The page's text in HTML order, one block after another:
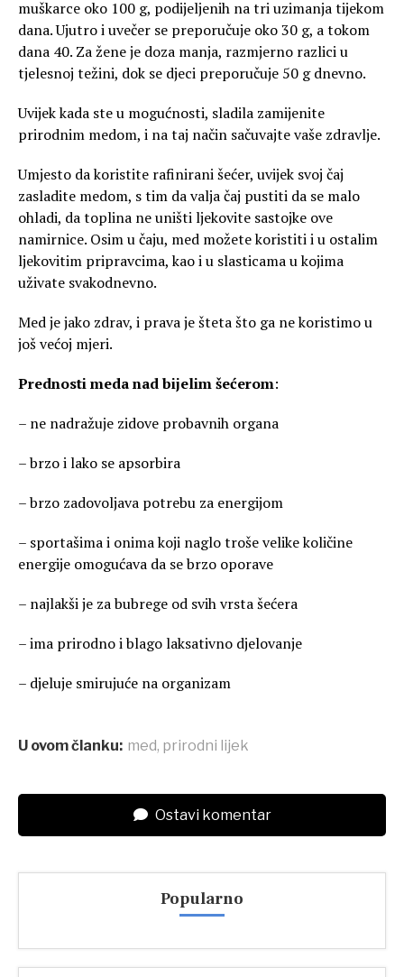
muškarce oko 100 g, podijeljenih na tri uzimanja tijekom
dana. Ujutro i uvečer se preporučuje oko 30 g, a tokom
dana 40. Za žene je doza manja, razmjerno razlici u
tjelesnoj težini, dok se djeci preporučuje 50 g dnevno.
Uvijek kada ste u mogućnosti, sladila zamijenite
prirodnim medom, i na taj način sačuvajte vaše zdravlje.
Umjesto da koristite rafinirani šećer, uvijek svoj čaj
zasladite medom, s tim da valja čaj pustiti da se malo
ohladi, da toplina ne uništi ljekovite sastojke ove
namirnice. Osim u čaju, med možete koristiti i u ostalim
ljekovitim pripravcima, kao i u slasticama u kojima
uživate svakodnevno.
Med je jako zdrav, i prava je šteta što ga ne koristimo u
još većoj mjeri.
Prednosti meda nad bijelim šećerom:
– ne nadražuje zidove probavnih organa
– brzo i lako se apsorbira
– brzo zadovoljava potrebu za energijom
– sportašima i onima koji naglo troše velike količine
energije omogućava da se brzo oporave
– najlakši je za bubrege od svih vrsta šećera
– ima prirodno i blago laksativno djelovanje
– djeluje smirujuće na organizam
U ovom članku: med, prirodni lijek
Ostavi komentar
Popularno